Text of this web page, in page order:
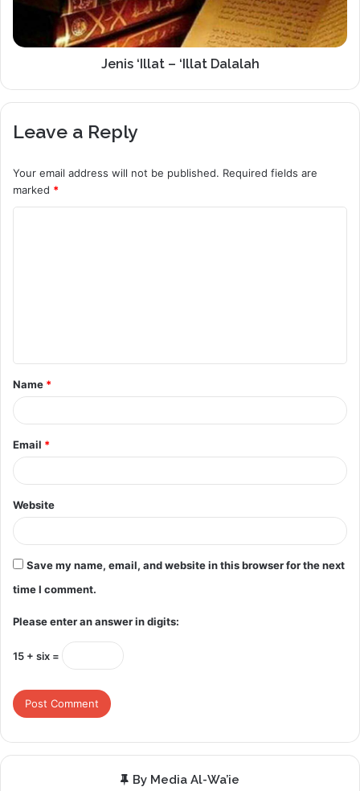
Jenis ‘Illat – ‘Illat Dalalah
Leave a Reply
Your email address will not be published. Required fields are
marked *
t
*
Name *
Email *
Website
Save my name, email, and website in this browser for the next
time I comment.
Please enter an answer in digits:
15 + six =
By Media Al-Wa’ie